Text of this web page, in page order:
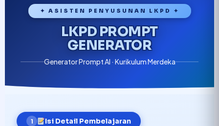
✦ ASISTEN PENYUSUNAN LKPD ✦
LKPD PROMPT
GENERATOR
Generator Prompt AI · Kurikulum Merdeka
1 Isi Detail Pembelajaran